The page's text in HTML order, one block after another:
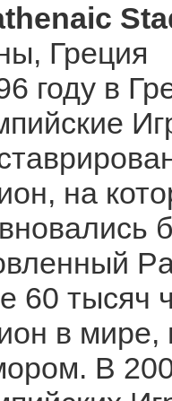
Греция
году в
на
60 тысяч
в
В